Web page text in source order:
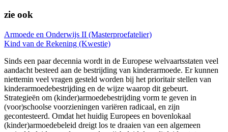
zie ook
Armoede en Onderwijs II (Masterproefatelier)
Kind van de Rekening (Kwestie)
Sinds een paar decennia wordt in de Europese welvaartsstaten veel
aandacht besteed aan de bestrijding van kinderarmoede. Er kunnen
niettemin veel vragen gesteld worden bij het prioritair stellen van
kinderarmoedebestrijding en de wijze waarop dit gebeurt.
Strategieën om (kinder)armoedebestrijding vorm te geven in
(voor)schoolse voorzieningen variëren radicaal, en zijn
gecontesteerd. Omdat het huidig Europees en bovenlokaal
(kinder)armoedebeleid dreigt los te draaien van een algemeen